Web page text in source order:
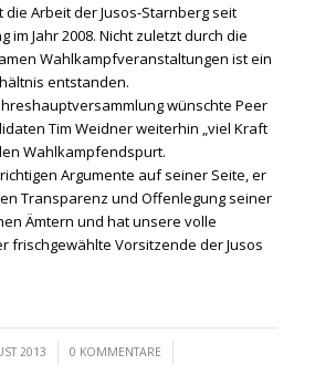
Arbeit der Jusos-Starnberg seit
im Jahr 2008. Nicht zuletzt durch die
Wahlkampfveranstaltungen ist ein
entstanden.
wünschte Peer
Tim Weidner weiterhin „viel Kraft
Wahlkampfendspurt.
Argumente auf seiner Seite, er
Transparenz und Offenlegung seiner
Ämtern und hat unsere volle
frischgewählte Vorsitzende der Jusos
2013 0 KOMMENTARE
/